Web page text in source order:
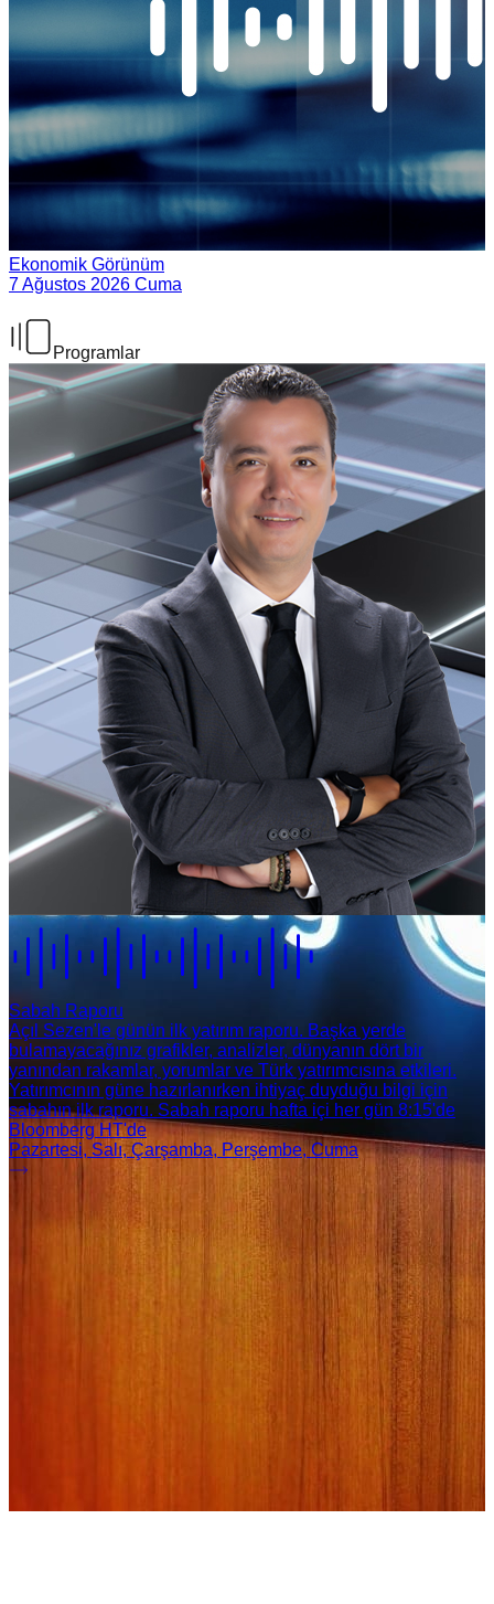
Ekonomik Görünüm
7 Ağustos 2026 Cuma
Programlar
Sabah Raporu
Açıl Sezen'le günün ilk yatırım raporu. Başka yerde
bulamayacağınız grafikler, analizler, dünyanın dört bir
yanından rakamlar, yorumlar ve Türk yatırımcısına etkileri.
Yatırımcının güne hazırlanırken ihtiyaç duyduğu bilgi için
sabahın ilk raporu. Sabah raporu hafta içi her gün 8:15'de
Bloomberg HT'de
Pazartesi, Salı, Çarşamba, Perşembe, Cuma